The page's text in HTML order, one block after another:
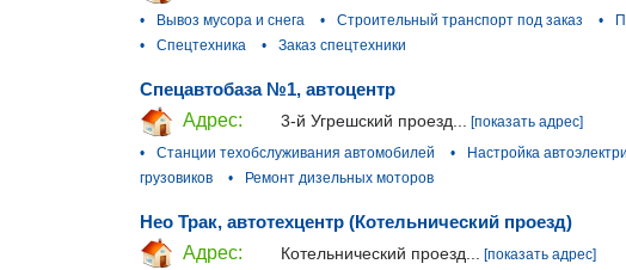
•
Вывоз мусора и снега • Строительный транспорт под заказ •
•
Спецтехника • Заказ спецтехники
Спецавтобаза №1, автоцентр
Адрес:
3-й Угрешский проезд...
[показать адрес]
•
Станции техобслуживания автомобилей • Настройка
грузовиков
• Ремонт дизельных моторов
Нео Трак, автотехцентр (Котельнический проезд)
Адрес:
Котельнический проезд...
[показать адрес]